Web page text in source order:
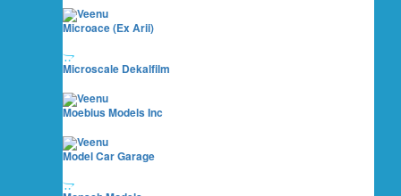
Microace (ex Arii)
Microscale Dekalfilm
Moebius Models Inc
Model Car Garage